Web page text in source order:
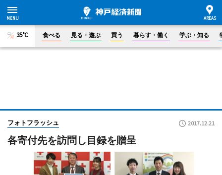
35°C 食べる 見る・遊ぶ 買う 暮らす・働く 学ぶ・知る
フォトフラッシュ 2017.12.21
各寄付先を訪問し目録を贈呈